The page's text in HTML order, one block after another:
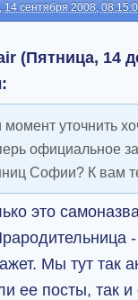
14 сентября 2008,
(Пятница, 14
уточнить
официальное
Софии? К вам
это
Мы тут так
ее посты, так